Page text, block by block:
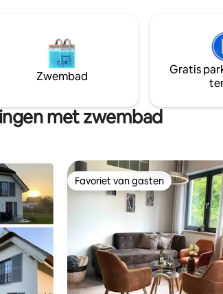
wacht op u. Voor activiteiten is er
prachtige grote tuin met een
bosschommel, gratis stoombad,
buitendouche en bad, een
peddel, een waterfiets en 4
Zwembad
Gratis
met zwembad
Favoriet van gasten
Favoriet van gasten